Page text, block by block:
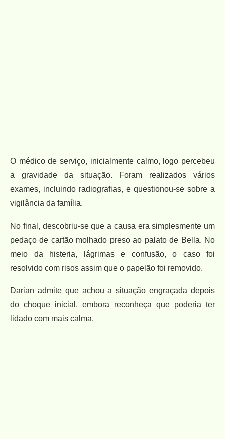
O médico de serviço, inicialmente calmo, logo percebeu
a gravidade da situação. Foram realizados vários
exames, incluindo radiografias, e questionou-se sobre a
vigilância da família.
No final, descobriu-se que a causa era simplesmente um
pedaço de cartão molhado preso ao palato de Bella. No
meio da histeria, lágrimas e confusão, o caso foi
resolvido com risos assim que o papelão foi removido.
Darian admite que achou a situação engraçada depois
do choque inicial, embora reconheça que poderia ter
lidado com mais calma.